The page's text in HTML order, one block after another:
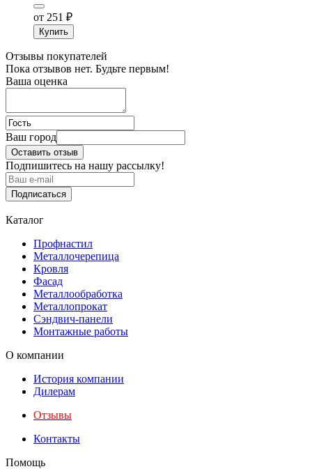
от 251 ₽
Купить
Отзывы покупателей
Пока отзывов нет. Будьте первым!
Ваша оценка
Ваш город
Оставить отзыв
Подпишитесь на нашу рассылку!
Подписаться
Каталог
Профнастил
Металлочерепица
Кровля
Фасад
Металлообработка
Металлопрокат
Сэндвич-панели
Монтажные работы
О компании
История компании
Дилерам
Отзывы
Контакты
Помощь